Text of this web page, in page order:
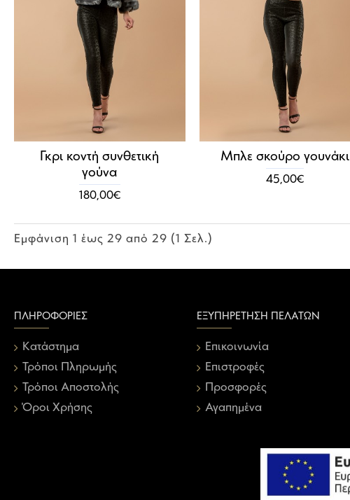
Γκρι κοντή συνθετική
γούνα
180,00€
Μπλε σκούρο γουνάκι
45,00€
Εμφάνιση 1 έως 29 από 29 (1 Σελ.)
ΠΛΗΡΟΦΟΡΊΕΣ
Κατάστημα
Τρόποι Πληρωμής
Τρόποι Αποστολής
Όροι Χρήσης
ΕΞΥΠΗΡΈΤΗΣΗ ΠΕΛΑΤΏΝ
Επικοινωνία
Επιστροφές
Προσφορές
Αγαπημένα